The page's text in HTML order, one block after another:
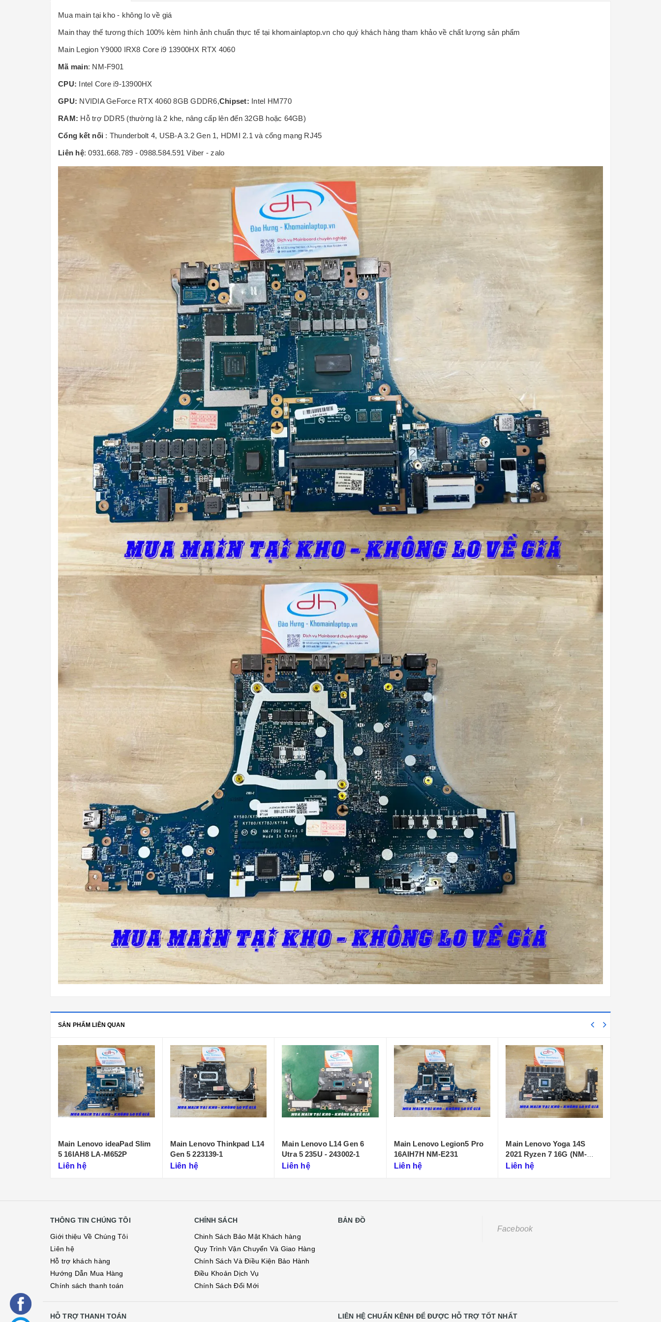
Mua main tại kho - không lo về giá
Main thay thế tương thích 100% kèm hình ảnh chuẩn thực tế tại khomainlaptop.vn cho quý khách hàng tham khảo về chất lượng sản phẩm
Main Legion Y9000 IRX8 Core i9 13900HX RTX 4060
Mã main: NM-F901
CPU: Intel Core i9-13900HX
GPU: NVIDIA GeForce RTX 4060 8GB GDDR6,Chipset: Intel HM770
RAM: Hỗ trợ DDR5 (thường là 2 khe, nâng cấp lên đến 32GB hoặc 64GB)
Cổng kết nối : Thunderbolt 4, USB-A 3.2 Gen 1, HDMI 2.1 và cổng mạng RJ45
Liên hệ: 0931.668.789 - 0988.584.591 Viber - zalo
5
SẢN PHẨM LIÊN QUAN
Main Lenovo Thinkpad L14
Gen 5 223139-1
Liên hệ
Main Lenovo L14 Gen 6
Utra 5 235U - 243002-1
Liên hệ
Main Lenovo Legion5 Pro
16AIH7H NM-E231
Liên hệ
Main Lenovo Yoga 14S
2021 Ryzen 7 16G (NM-
D431)
Liên hệ
Main Thinkbook X IMH AI
ultra 9 16G (PCB KB340
NMF641)
Liên hệ
THÔNG TIN CHÚNG TÔI
Giới thiệu Về Chúng Tôi
Liên hệ
Hỗ trợ khách hàng
Hướng Dẫn Mua Hàng
Chính sách thanh toán
CHÍNH SÁCH
Chinh Sách Bảo Mật Khách hàng
Quy Trình Vận Chuyển Và Giao Hàng
Chính Sách Và Điều Kiện Bảo Hành
Điều Khoản Dịch Vụ
Chính Sách Đổi Mới
BẢN ĐỒ
Facebook